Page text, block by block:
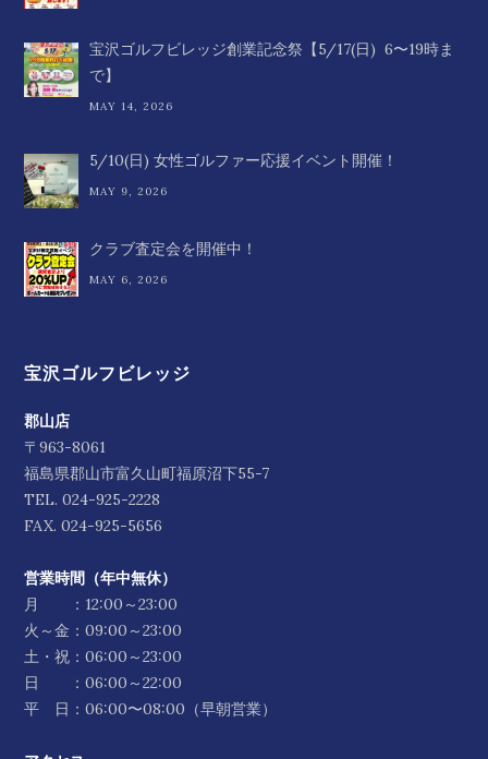
宝沢ゴルフビレッジ創業記念祭【5/17(日) 6〜19時ま
で】
MAY 14, 2026
5/10(日) 女性ゴルファー応援イベント開催！
MAY 9, 2026
クラブ査定会を開催中！
MAY 6, 2026
宝沢ゴルフビレッジ
郡山店
〒963-8061
福島県郡山市富久山町福原沼下55-7
TEL.024-925-2228
FAX. 024-925-5656
営業時間（年中無休）
月 ：12:00～23:00
火～金：09:00～23:00
土・祝：06:00～23:00
日 ：06:00～22:00
平 日：06:00〜08:00（早朝営業）